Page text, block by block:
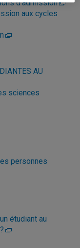
d’admission
aux cycles
AU
sciences
personnes
étudiant au